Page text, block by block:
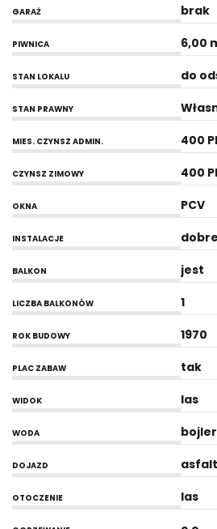
GARAŻ brak
PIWNICA 6,00
STAN LOKALU do
STAN PRAWNY
MIES. CZYNSZ ADMIN. 400
CZYNSZ ZIMOWY 400
OKNA PCV
INSTALACJE dobre
BALKON jest
LICZBA BALKONÓW 1
ROK BUDOWY 1970
PLAC ZABAW tak
WIDOK las
WODA
DOJAZD
OTOCZENIE las